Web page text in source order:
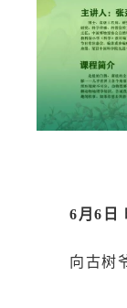
6月6日
向古树